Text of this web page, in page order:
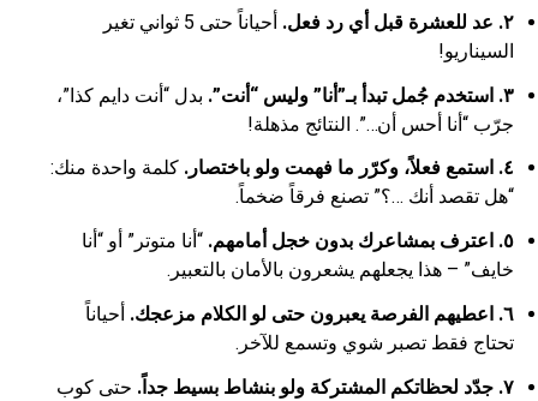
٢. عد للعشرة قبل أي رد فعل.
أحياناً حتى 5 ثواني تغير
السيناريو!
٣. استخدم جُمل تبدأ بـ”أنا” وليس “أنت”.
بدل “أنت دايم كذا”،
جرّب “أنا أحس أن…”. النتائج مذهلة!
٤. استمع فعلاً، وكرّر ما فهمت ولو باختصار.
كلمة واحدة منك:
“هل تقصد أنك …؟” تصنع فرقاً ضخماً.
٥. اعترف بمشاعرك بدون خجل أمامهم.
“أنا متوتر” أو “أنا
خايف” – هذا يجعلهم يشعرون بالأمان بالتعبير.
٦. اعطيهم الفرصة يعبرون حتى لو الكلام مزعجك.
أحياناً
تحتاج فقط تصبر شوي وتسمع للآخر.
٧. جدّد لحظاتكم المشتركة ولو بنشاط بسيط جداً.
حتى كوب